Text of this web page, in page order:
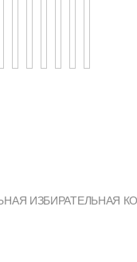
ИЗБИРАТЕЛЬНАЯ